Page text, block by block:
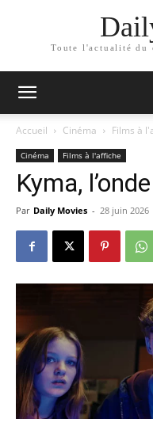
Toute l'actualité du
Accueil Cinéma Films à
Cinéma Films à l'affiche
Kyma,
Par Daily Movies - 28 juin 2026